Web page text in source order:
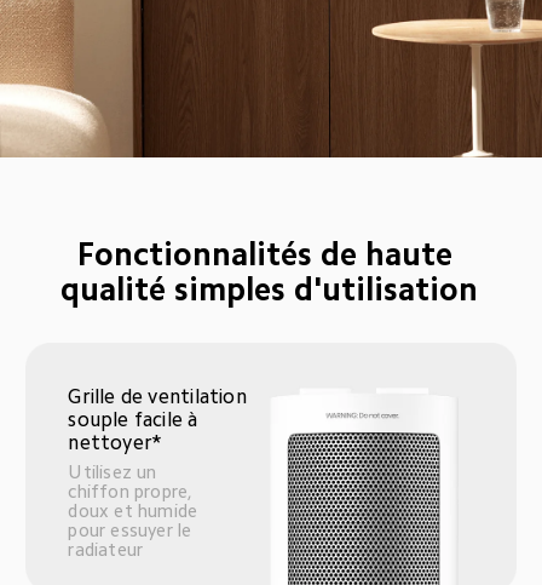
Fonctionnalités de haute
qualité simples d'utilisation
Grille de ventilation
souple facile à
nettoyer*
Utilisez un
chiffon propre,
doux et humide
pour essuyer le
radiateur